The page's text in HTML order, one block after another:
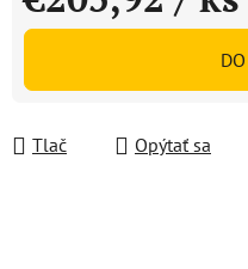
Jednotková cena:
Tlač Opýtať sa